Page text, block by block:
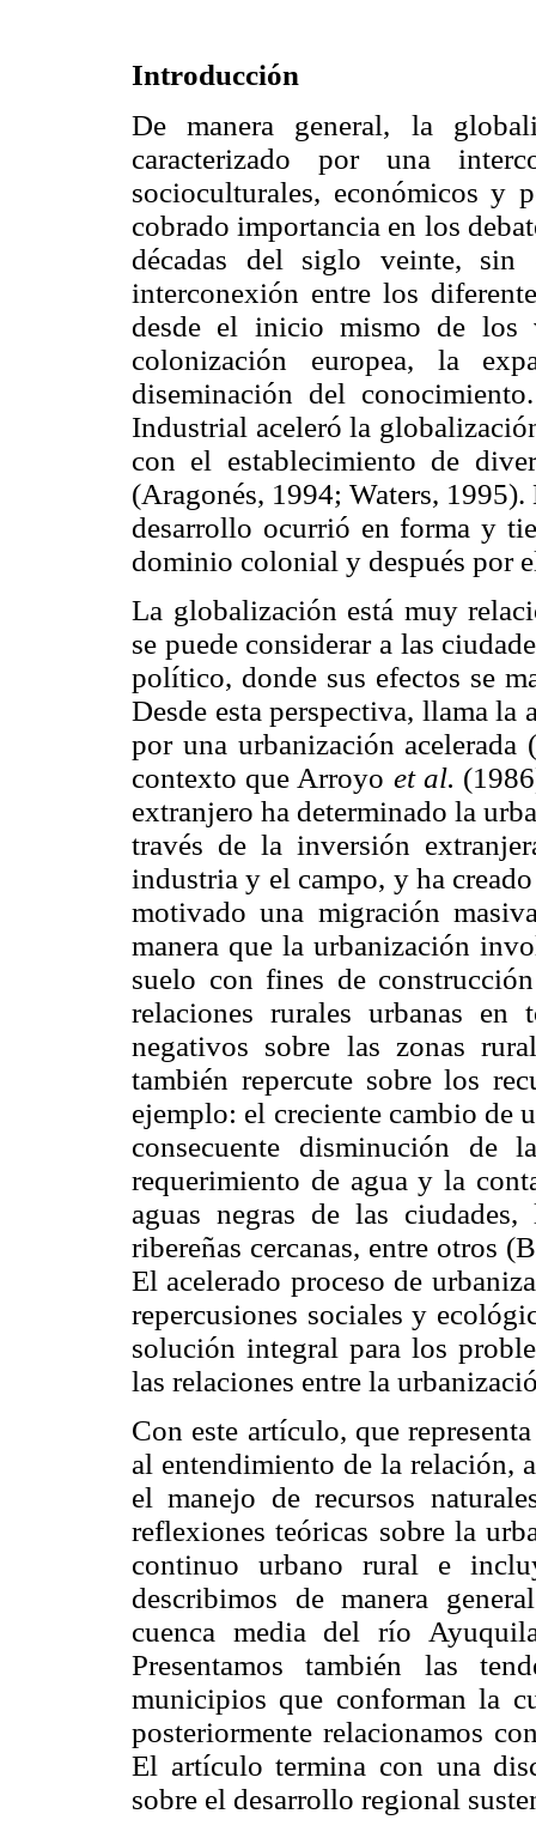
Introducción
De manera general, la
caracterizado por una
socioculturales, económicos y
cobrado importancia en los
décadas del siglo veinte, sin
interconexión entre los
desde el inicio mismo de los
colonización europea, la
diseminación del
Industrial aceleró la
con el establecimiento de
(Aragonés, 1994; Waters,
desarrollo ocurrió en forma y
dominio colonial y después por
La globalización está muy
se puede considerar a las
político, donde sus efectos se
Desde esta perspectiva, llama la
por una urbanización acelerada
contexto que Arroyo et al.
extranjero ha determinado la
través de la inversión
industria y el campo, y ha
motivado una migración
manera que la urbanización
suelo con fines de
relaciones rurales urbanas
negativos sobre las zonas
también repercute sobre los
ejemplo: el creciente cambio de
consecuente disminución
requerimiento de agua y la
aguas negras de las
ribereñas cercanas, entre otros
El acelerado proceso de
repercusiones sociales y
solución integral para los
las relaciones entre la
Con este artículo, que
al entendimiento de la relación,
el manejo de recursos
reflexiones teóricas sobre la
continuo urbano rural e
describimos de manera
cuenca media del río
Presentamos también las
municipios que conforman la
posteriormente relacionamos
El artículo termina con una
sobre el desarrollo regional